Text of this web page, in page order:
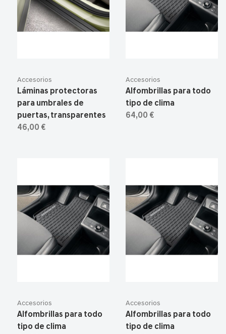
Accesorios
Láminas protectoras
para umbrales de
puertas, transparentes
46,00 €
Accesorios
Alfombrillas para todo
tipo de clima
64,00 €
Accesorios
Alfombrillas para todo
tipo de clima
Accesorios
Alfombrillas para todo
tipo de clima